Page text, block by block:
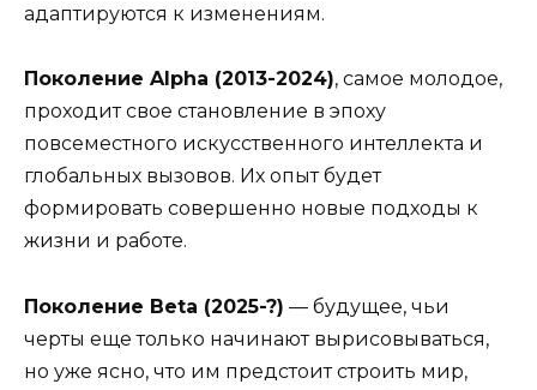
адаптируются к изменениям.
Поколение Alpha (2013-2024), самое молодое,
проходит свое становление в эпоху
повсеместного искусственного интеллекта и
глобальных вызовов. Их опыт будет
формировать совершенно новые подходы к
жизни и работе.
Поколение Beta (2025-?) — будущее, чьи
черты еще только начинают вырисовываться,
но уже ясно, что им предстоит строить мир,